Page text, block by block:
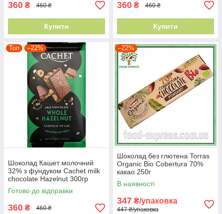
360 ₴ 460 ₴
Купити
360 ₴ 460 ₴
Купити
Топ –22%
Шоколад Кашет молочний
32% з фундуком Cachet milk
chocolate Hazelnut 300гр
Готово до відправки
360 ₴ 460 ₴
–22%
Шоколад без глютена Torras
Organic Bio Cobertura 70%
какао 250г
В наявності
347 ₴/упаковка
447 ₴/упаковка